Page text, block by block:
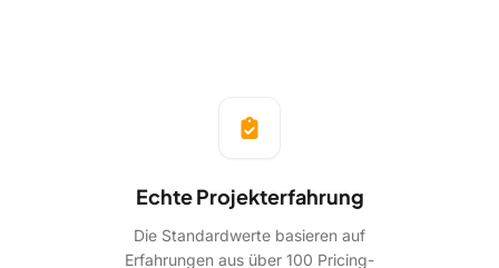
Echte Projekterfahrung
Die Standardwerte basieren auf
Erfahrungen aus über 100 Pricing-